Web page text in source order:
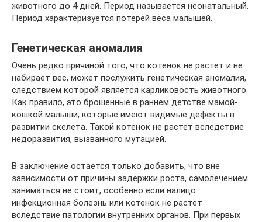
животного до 4 дней. Период называется неонатальный.
Период характеризуется потерей веса малышей.
Генетическая аномалия
Очень редко причиной того, что котенок не растет и не
набирает вес, может послужить генетическая аномалия,
следствием которой является карликовость животного.
Как правило, это брошенные в раннем детстве мамой-
кошкой малыши, которые имеют видимые дефекты в
развитии скелета. Такой котенок не растет вследствие
недоразвития, вызванного мутацией.
В заключение остается только добавить, что вне
зависимости от причины задержки роста, самолечением
заниматься не стоит, особенно если налицо
инфекционная болезнь или котенок не растет
вследствие патологии внутренних органов. При первых